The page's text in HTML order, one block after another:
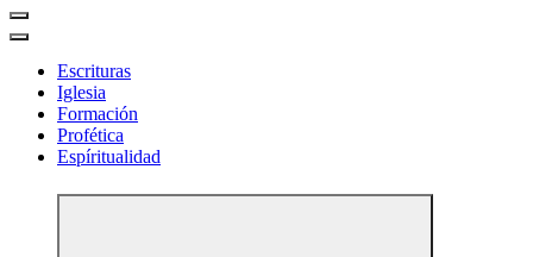
Escrituras
Iglesia
Formación
Profética
Espíritualidad